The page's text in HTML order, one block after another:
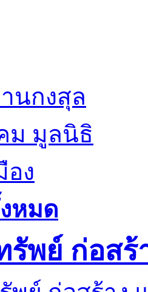
นกงสุล
ม มูลนิธิ
อง
หมด
รัพย์ ก่อส